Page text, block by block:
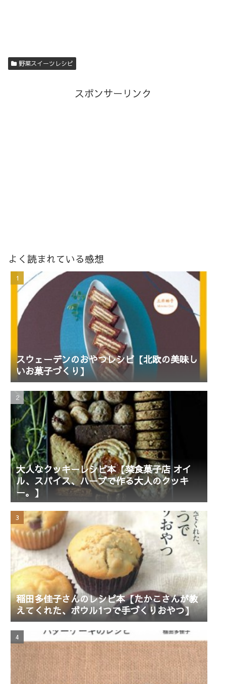
野菜スイーツレシピ
スポンサーリンク
よく読まれている感想
スウェーデンのおやつレシピ【北欧の美味し
いお菓子づくり】
大人なクッキーレシピ本【菜食菓子店 オイ
ル、スパイス、ハーブで作る大人のクッキ
ー。】
稲田多佳子さんのレシピ本【たかこさんが教
えてくれた、ボウル1つで手づくりおやつ】